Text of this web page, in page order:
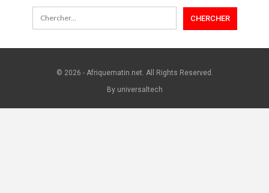
© 2026 - Afriquematin.net. All Rights Reserved.
By universaltech